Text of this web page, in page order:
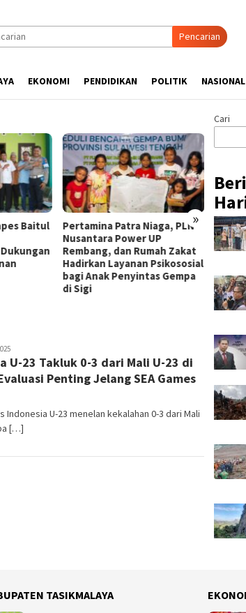
Pencarian
EKONOMI PENDIDIKAN POLITIK NASIONAL
»
Baitul
Pertamina Patra Niaga, PLN
Nusantara Power UP
Rembang, dan Rumah Zakat
Hadirkan Layanan Psikososial
bagi Anak Penyintas Gempa
di Sigi
Hadir
Week
Pasar
U-23 Takluk 0-3 dari Mali U-23 di
Penting Jelang SEA Games
Indonesia U-23 menelan kekalahan 0-3 dari Mali
[…]
Cari
TASIKMALAYA